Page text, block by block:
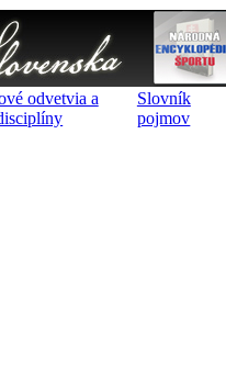
odvetvia a
Slovník
pojmov